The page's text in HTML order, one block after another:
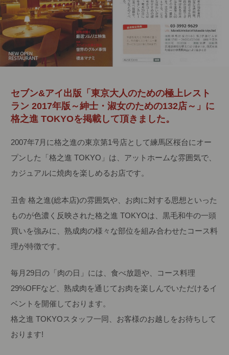
セブン&アイ出版「東京大人のための極上レスト
ラン 2017年版～紳士・淑女のための132店～」に
格之進 TOKYOを掲載して頂きました。
2007年7月に格之進の東京第1号店として練馬区桜台にオー
プンした「格之進 TOKYO」は、アットホームな雰囲気で、
カジュアルに焼肉を楽しめるお店です。
丑舎 格之進(総本店)の雰囲気や、お肉に対する思想といった
ものが色濃く反映された格之進 TOKYOは、黒毛和牛の一頭
買いを強みに、熟成肉の様々な部位を組み合わせたコース料
理が特徴です。
毎月29日の「肉の日」には、食べ放題や、コース料理
29%OFFなど、熟成肉を通じてお肉を楽しんでいただけるイ
ベントを開催しております。
格之進 TOKYOスタッフ一同、お客様のお越しをお待ちして
おります!